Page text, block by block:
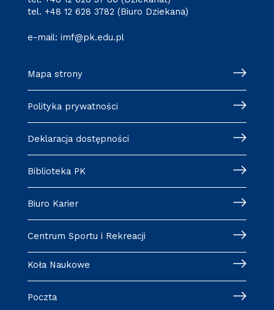
tel. +48 12 628 3782 (Biuro Dziekana)
e-mail: imf@pk.edu.pl
Mapa strony
Polityka prywatności
Deklaracja dostępności
Biblioteka PK
Biuro Karier
Centrum Sportu i Rekreacji
Koła Naukowe
Poczta